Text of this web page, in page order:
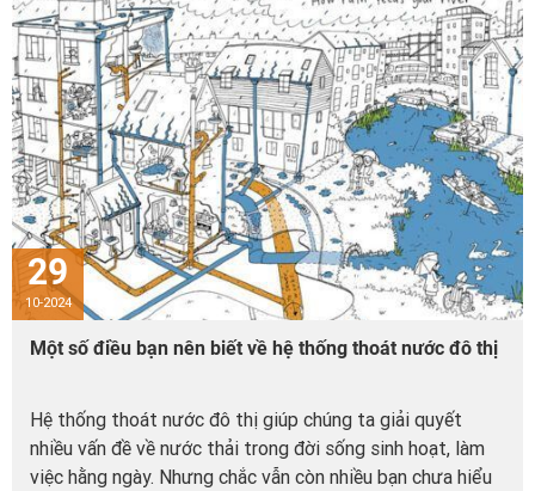
29
10-2024
Một số điều bạn nên biết về hệ thống thoát nước đô thị
Hệ thống thoát nước đô thị giúp chúng ta giải quyết
nhiều vấn đề về nước thải trong đời sống sinh hoạt, làm
việc hằng ngày. Nhưng chắc vẫn còn nhiều bạn chưa hiểu